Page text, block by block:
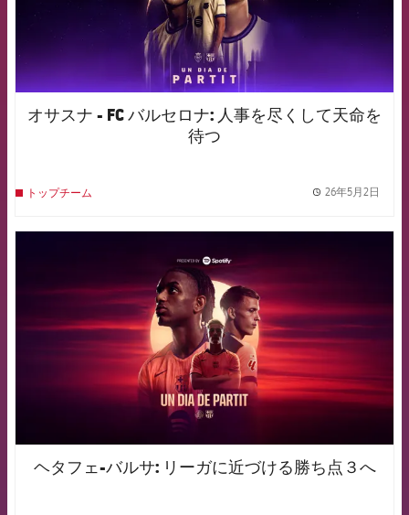
オサスナ - FC バルセロナ: 人事を尽くして天命を
待つ
トップチーム 26年5月2日
ヘタフェ-バルサ: リーガに近づける勝ち点３へ